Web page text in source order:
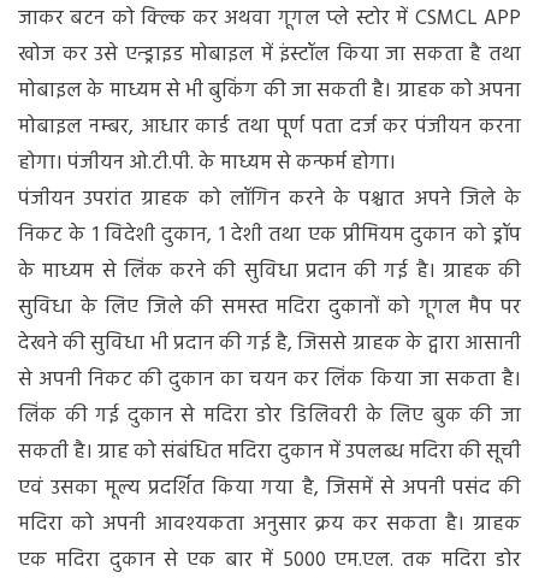
जाकर बटन को क्ल्कि कर अथवा गूगल प्ले स्टोर में CSMCL APP
खोज कर उसे एन्ड्राइड मोबाइल में इंस्टॉल किया जा सकता है तथा
मोबाइल के माध्यम से भी बुकिंग की जा सकती है। ग्राहक को अपना
मोबाइल नम्बर, आधार कार्ड तथा पूर्ण पता दर्ज कर पंजीयन करना
होगा। पंजीयन ओ.टी.पी. के माध्यम से कन्फर्म होगा।
पंजीयन उपरांत ग्राहक को लॉगिन करने के पश्चात अपने जिले के
निकट के 1 विदेशी दुकान, 1 देशी तथा एक प्रीमियम दुकान को ड्रॉप
के माध्यम से लिंक करने की सुविधा प्रदान की गई है। ग्राहक की
सुविधा के लिए जिले की समस्त मदिरा दुकानों को गूगल मैप पर
देखने की सुविधा भी प्रदान की गई है, जिससे ग्राहक के द्वारा आसानी
से अपनी निकट की दुकान का चयन कर लिंक किया जा सकता है।
लिंक की गई दुकान से मदिरा डोर डिलिवरी के लिए बुक की जा
सकती है। ग्राह को संबंधित मदिरा दुकान में उपलब्ध मदिरा की सूची
एवं उसका मूल्य प्रदर्शित किया गया है, जिसमें से अपनी पसंद की
मदिरा को अपनी आवश्यकता अनुसार क्रय कर सकता है। ग्राहक
एक मदिरा दुकान से एक बार में 5000 एम.एल. तक मदिरा डोर